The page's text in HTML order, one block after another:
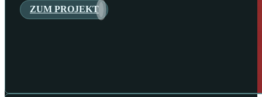
ZUM PROJEKT